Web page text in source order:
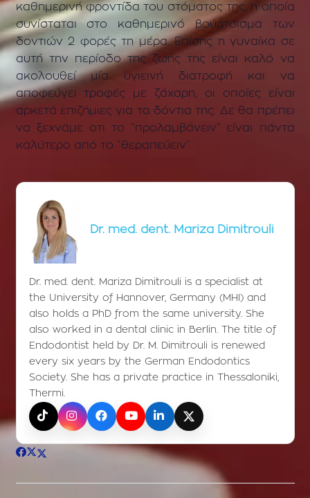
καθημερινή φροντίδα του στόματος της, η οποία
συνίσταται στο καθημερινό βούρτσισμα των
δοντιών 2 φορές τη μέρα. Επίσης η γυναίκα σε
αυτή την περίοδο της ζωής της είναι καλό να
ακολουθεί μία υγιεινή διατροφή και να
αποφεύγει τροφές με ζάχαρη, οι οποίες είναι
αρκετά επιζήμιες για τα δόντια της. Δε θα πρέπει
να ξεχνάμε οτι το “προλαμβάνειν” είναι πάντα
καλύτερο από το “θεραπεύειν”.
Dr. med. dent. Mariza Dimitrouli
Dr. med. dent. Mariza Dimitrouli is a specialist at
the University of Hannover, Germany (MHI) and
also holds a PhD from the same university. She
also worked in a dental clinic in Berlin. The title of
Endodontist held by Dr. M. Dimitrouli is renewed
every six years by the German Endodontics
Society. She has a private practice in Thessaloniki,
Thermi.
TikTokInstagramFacebookYouTubeLinkedInX (Twitter)